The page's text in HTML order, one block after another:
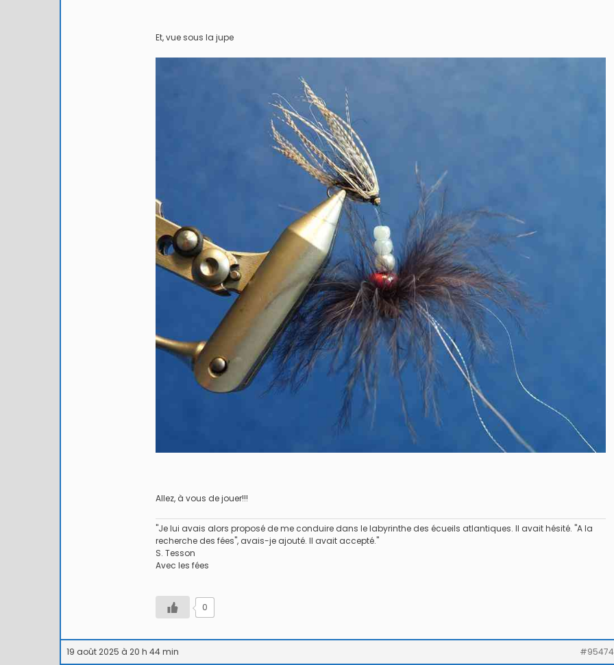
Et, vue sous la jupe
Allez, à vous de jouer!!!
"Je lui avais alors proposé de me conduire dans le labyrinthe des écueils atlantiques. Il avait hésité. "A la
recherche des fées", avais-je ajouté. Il avait accepté."
S. Tesson
Avec les fées
0
19 août 2025 à 20 h 44 min #95474